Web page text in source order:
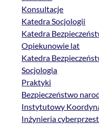
Konsultacje
Katedra Socjologii
Katedra
Opiekunowie lat
Katedra
Socjologia
Praktyki
Bezpieczeństwo
Instytutowy
Inżynieria